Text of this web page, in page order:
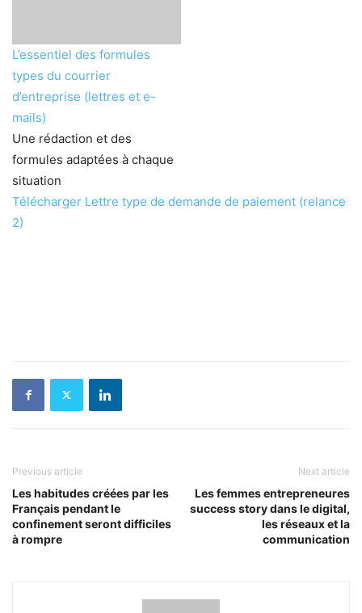
L’essentiel des formules
types du courrier
d’entreprise (lettres et e-
mails)
Une rédaction et des
formules adaptées à chaque
situation
Télécharger Lettre type de demande de paiement (relance
2)
Previous article
Les habitudes créées par les
Français pendant le
confinement seront difficiles
à rompre
Next article
Les femmes entrepreneures
success story dans le digital,
les réseaux et la
communication